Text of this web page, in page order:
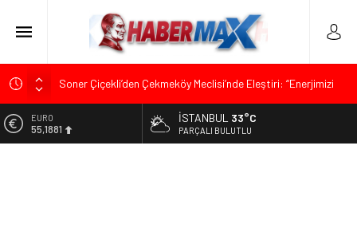
Soner Çiçekli’den Çekmeköy Meclisi’nde Eleştiri: “Enerjimizi
Edremit’te Kaymakam Ahmet Odabaş’a Duygu Dolu Veda
ALTIN
6.660,55
İSTANBUL 33°C
PARÇALI BULUTLU